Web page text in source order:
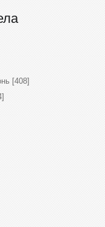
[408]